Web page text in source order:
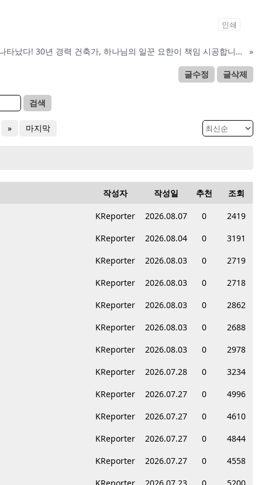
인쇄
진짜가 나타났다! 30년 경력 건축가, 하나님의 일꾼 요한이 책임 시공합니다. »
글수정 글삭제
검색
» 마지막
작성자 작성일 추천 조회
KReporter 2026.08.07 0
2419
KReporter 2026.08.04 0
3191
KReporter 2026.08.03 0
2719
KReporter 2026.08.03 0
2718
KReporter 2026.08.03 0
2862
KReporter 2026.08.03 0
2688
KReporter 2026.08.03 0
2978
KReporter 2026.07.28 0
3234
KReporter 2026.07.27 0
4996
KReporter 2026.07.27 0
4610
KReporter 2026.07.27 0
4844
KReporter 2026.07.27 0
4558